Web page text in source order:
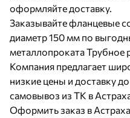
оформляйте доставку.
Заказывайте фланцевые
диаметр 150 мм по
металлопроката Трубное
Компания предлагает
низкие цены и доставку
самовывоз из ТК в
Оформить заказ в